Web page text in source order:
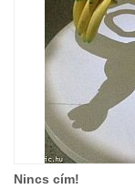
Nincs cím!